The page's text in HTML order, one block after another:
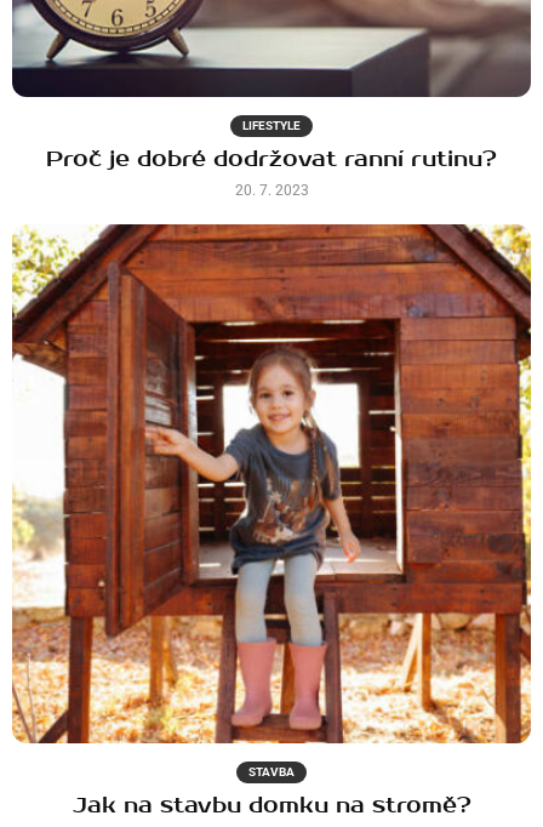
LIFESTYLE
Proč je dobré dodržovat ranní rutinu?
20. 7. 2023
STAVBA
Jak na stavbu domku na stromě?